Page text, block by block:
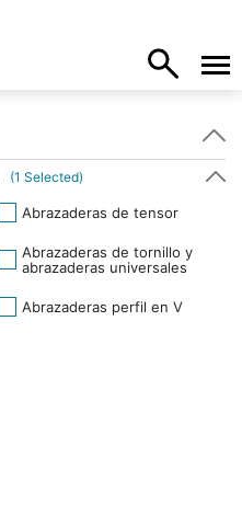
(1 Selected)
Abrazaderas de tensor
Abrazaderas de tornillo y
abrazaderas universales
Abrazaderas perfil en V